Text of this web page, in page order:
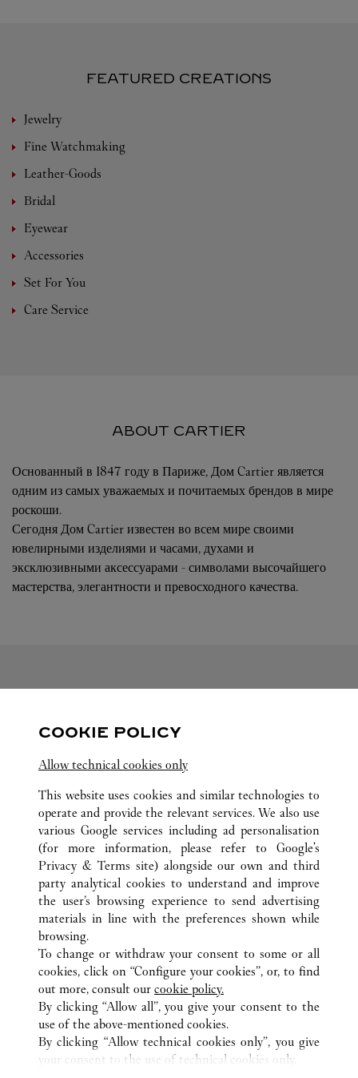
FEATURED CREATIONS
Jewelry
Fine Watchmaking
Leather-Goods
Bridal
Eyewear
Accessories
Set For You
Care Service
ABOUT CARTIER
Основанный в 1847 году в Париже, Дом Cartier является
одним из самых уважаемых и почитаемых брендов в мире
роскоши.
Сегодня Дом Cartier известен во всем мире своими
ювелирными изделиями и часами, духами и
эксклюзивными аксессуарами - символами высочайшего
мастерства, элегантности и превосходного качества.
Visit us on Facebook
Link Opens in New Tab
Visit us on Instagram
Link Opens in New TabVisit us on Tumblr
Link Opens in New Tab
ALL CARTIER LOCATIONS KAZAKHSTAN
АЛМАТЫ
САМАЛ-2, 67
CUSTOMER CARE
CONTACT US
OUR COMPANY
CAREERS
FIND A BOUTIQUE
COOKIE POLICY
Allow technical cookies only
This website uses cookies and similar technologies to
operate and provide the relevant services. We also use
various Google services including ad personalisation
(for more information, please refer to Google's
Privacy & Terms site) alongside our own and third
party analytical cookies to understand and improve
the user’s browsing experience to send advertising
materials in line with the preferences shown while
browsing.
To change or withdraw your consent to some or all
cookies, click on “Configure your cookies”, or, to find
out more, consult our cookie policy.
By clicking “Allow all”, you give your consent to the
use of the above-mentioned cookies.
By clicking “Allow technical cookies only”, you give
your consent to the use of technical cookies only.